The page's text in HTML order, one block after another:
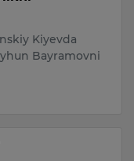
Otaxo‘jayev